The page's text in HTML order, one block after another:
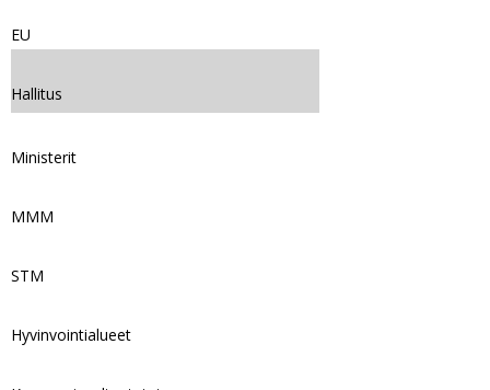
EU
Hallitus
Ministerit
MMM
STM
Hyvinvointialueet